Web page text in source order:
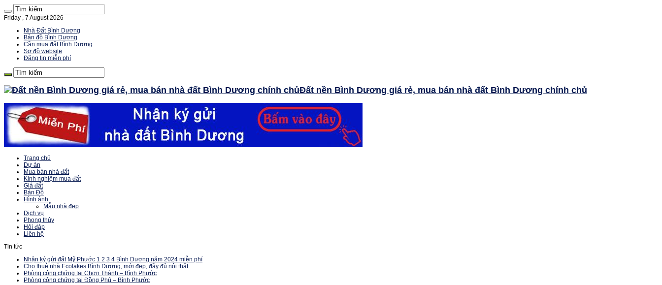
Friday , 7 August 2026
Nhà Đất Bình Dương
Bản đồ Bình Dương
Cần mua đất Bình Dương
Sơ đồ website
Đăng tin miễn phí
Đất nền Bình Dương giá rẻ, mua bán nhà đất Bình Dương chính chủ
Trang chủ
Dự án
Mua bán nhà đất
Kinh nghiệm mua đất
Giá đất
Bản Đồ
Hình ảnh
Mẫu nhà đẹp
Dịch vụ
Phong thủy
Hỏi đáp
Liên hệ
Tin tức
Nhận ký gửi đất Mỹ Phước 1 2 3 4 Bình Dương năm 2024 miễn phí
Cho thuê nhà Ecolakes Bình Dương, mới đẹp, đầy đủ nội thất
Phòng công chứng tại Chơn Thành – Bình Phước
Phòng công chứng tại Đồng Phú – Bình Phước